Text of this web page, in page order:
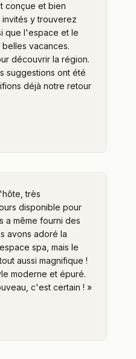
conçue et bien
invités y trouverez
que l'espace et le
vacances.
découvrir la région.
suggestions ont été
déjà notre retour
très
disponible pour
a même fourni des
avons adoré la
spa, mais le
aussi magnifique !
moderne et épuré.
c'est certain ! »